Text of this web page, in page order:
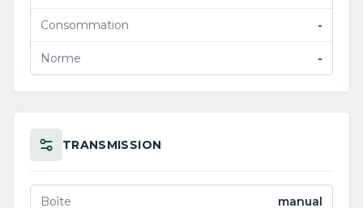
Consommation -
Norme -
TRANSMISSION
Boîte manual